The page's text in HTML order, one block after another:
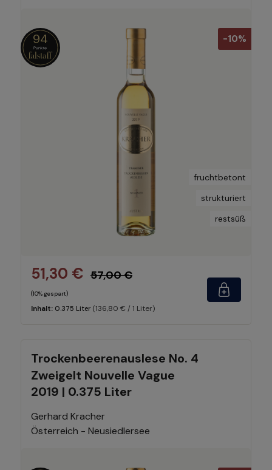
-10%
94
fruchtbetont
strukturiert
restsüß
51,30 € 57,00 €
(10% gespart)
Inhalt: 0.375 Liter (136,80 € / 1 Liter)
Trockenbeerenauslese No. 4
Zweigelt Nouvelle Vague
2019 | 0.375 Liter
Gerhard Kracher
Österreich - Neusiedlersee